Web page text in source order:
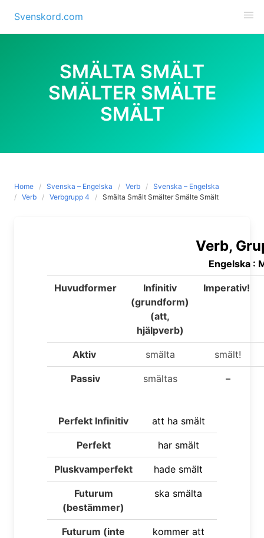
content
Svenskord.com
SMÄLTA SMÄLT
SMÄLTER SMÄLTE
SMÄLT
Home Svenska – Engelska Verb
Svenska – Engelska
Verb
Verbgrupp 4 Smälta Smält Smälter Smälte Smält
Verb,
Engelska :
Huvudformer
Infinitiv
(grundform)
(att,
hjälpverb)
Imperativ!
Aktiv smälta smält!
Passiv smältas –
Perfekt Infinitiv att ha smält
Perfekt har smält
Pluskvamperfekt hade smält
Futurum
(bestämmer)
ska smälta
Futurum (inte
kommer att